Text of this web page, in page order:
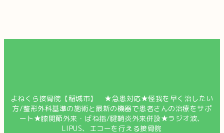
よねくら接骨院【稲城市】 ★急患対応★怪我を早く治したい
方/整形外科基準の施術と最新の機器で患者さんの治療をサポ
ート★膝関節外来・ばね指/腱鞘炎外来併設★ラジオ波、
LIPUS、エコーを行える接骨院